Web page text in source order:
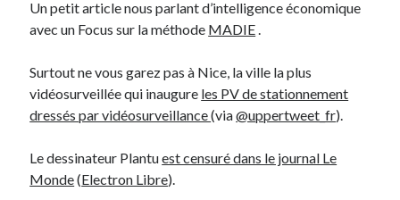
Un petit article nous parlant d’intelligence économique
avec un Focus sur la méthode MADIE.
Surtout ne vous garez pas à Nice, la ville la plus
vidéosurveillée qui inaugure les PV de stationnement
dressés par vidéosurveillance(via@uppertweet_fr).
Le dessinateur Plantuest censuré dans le journal Le
Monde(Electron Libre).